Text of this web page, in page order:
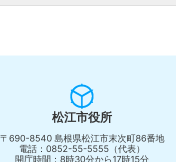
松江市役所
〒690-8540 島根県松江市末次町86番地
電話：0852-55-5555（代表）
開庁時間：8時30分から17時15分